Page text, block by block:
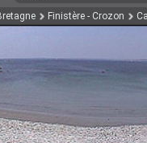
Finistère - Crozon